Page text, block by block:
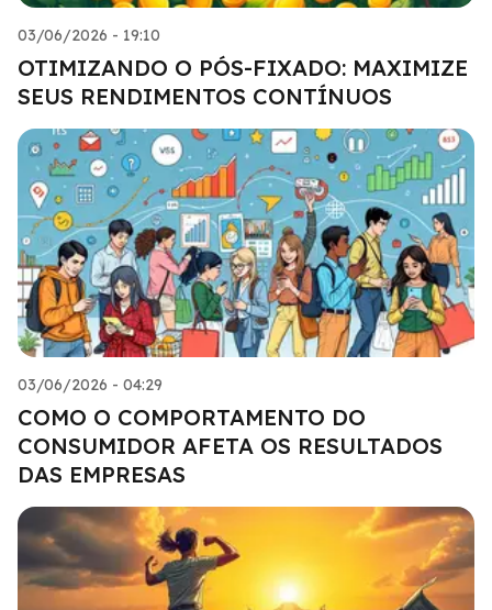
03/06/2026 - 19:10
OTIMIZANDO O PÓS-FIXADO: MAXIMIZE
SEUS RENDIMENTOS CONTÍNUOS
03/06/2026 - 04:29
COMO O COMPORTAMENTO DO
CONSUMIDOR AFETA OS RESULTADOS
DAS EMPRESAS